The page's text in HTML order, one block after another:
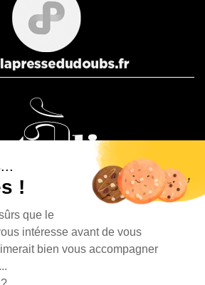
!
que le
intéresse avant de vous
bien vous accompagner
Presse Pontissalienne et Le journal
éditions du Groupe Publipresse.